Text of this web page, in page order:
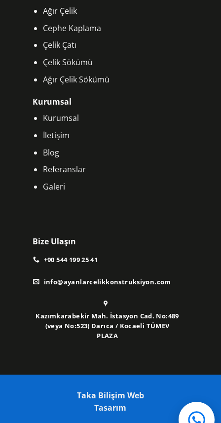
Ağır Çelik
Cephe Kaplama
Çelik Çatı
Çelik Sökümü
Ağır Çelik Sökümü
Kurumsal
Kurumsal
İletişim
Blog
Referanslar
Galeri
Bize Ulaşın
+90 544 199 25 41
info@ayanlarcelikkonstruksiyon.com
Kazımkarabekir Mah. İstasyon Cad. No:489
(veya No:523) Darıca / Kocaeli TÜMEV
PLAZA
Taka Bilişim Web
Tasarım